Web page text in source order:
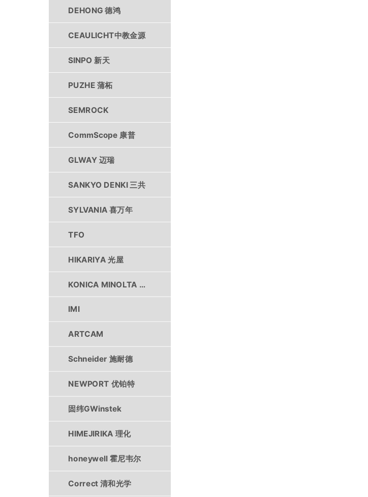
DEHONG 德鸿
CEAULICHT中教金源
SINPO 新天
PUZHE 蒲柘
SEMROCK
CommScope 康普
GLWAY 迈瑞
SANKYO DENKI 三共
SYLVANIA 喜万年
TFO
HIKARIYA 光屋
KONICA MINOLTA 柯尼卡美能达
IMI
ARTCAM
Schneider 施耐德
NEWPORT 优铂特
固纬GWinstek
HIMEJIRIKA 理化
honeywell 霍尼韦尔
Correct 清和光学